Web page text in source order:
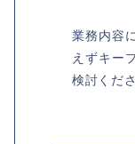
業務内容
えずキー
検討くださ